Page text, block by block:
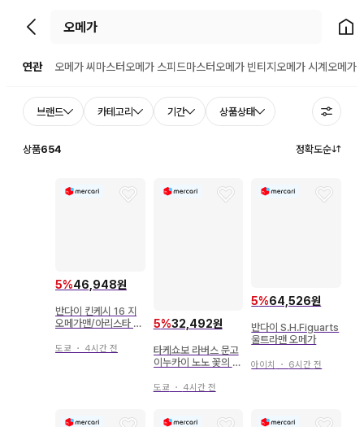
뒤로가기 홈으
연관 오메가 씨마스터오메가 스피드마스터오메가 빈티지 오메가 시계 오메가
브랜드 카테고리 기간 상품상태
상품654 정확도순
5%46,948원
반다이 킨케시 16 지
오메가맨/아리스타 풀
도쿄 ・ 4시간 전
5%32,492원
타케쇼보 라버스 문고
이누카이 노노 꽃의 왕
화이트 장미의 오메가
도쿄 ・ 4시간 전
5%64,526원
반다이 S.H.Figuarts
울트라맨 오메가
아이치 ・ 6시간 전